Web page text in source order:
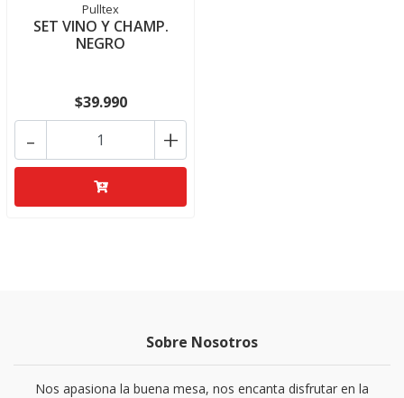
Pulltex
SET VINO Y CHAMP.
NEGRO
$39.990
+
-
Sobre Nosotros
Nos apasiona la buena mesa, nos encanta disfrutar en la